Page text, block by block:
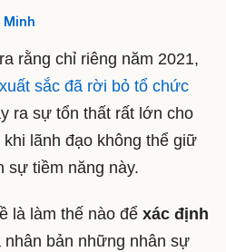
Minh
rằng chỉ riêng năm 2021,
sắc đã rời bỏ tổ chức
ra sự tổn thất rất lớn cho
lãnh đạo không thể giữ
sự tiềm năng này.
là làm thế nào để xác định
nhân bản những nhân sự